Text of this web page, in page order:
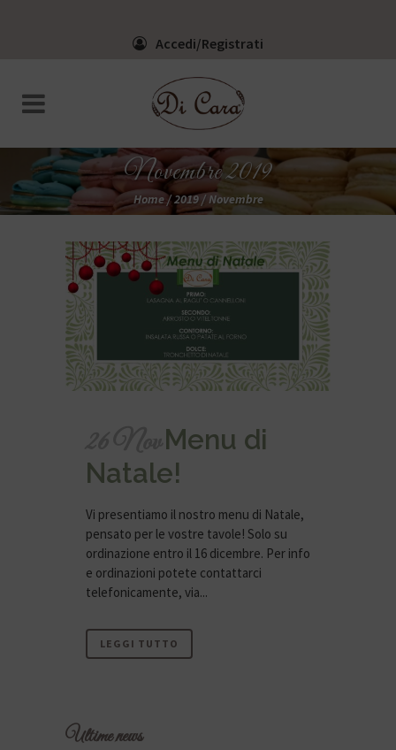
Accedi/Registrati
Novembre 2019
Home/2019/ Novembre
Menu di
Natale!
Vi presentiamo il nostro menu di Natale,
pensato per le vostre tavole! Solo su
ordinazione entro il 16 dicembre. Per info
e ordinazioni potete contattarci
telefonicamente, via...
LEGGI TUTTO
Ultime news